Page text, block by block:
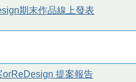
期末作品線上發表
orReDesign 提案報告